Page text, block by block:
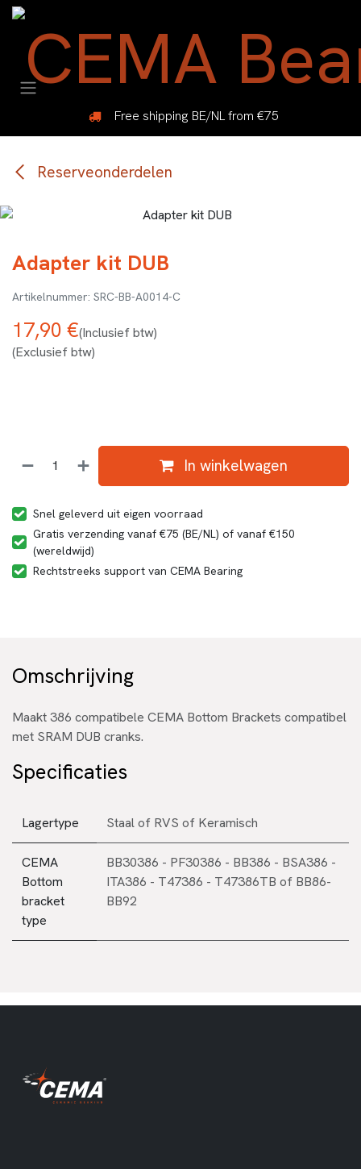
Overslaan naar inhoud
Free shipping BE/NL from €75
Reserveonderdelen
Adapter kit DUB
SRC-BB-A0014-C
17,90 €(Inclusief btw)
(Exclusief btw)
In winkelwagen
Snel geleverd uit eigen voorraad
Gratis verzending vanaf €75 (BE/NL) of vanaf €150
(wereldwijd)
Rechtstreeks support van CEMA Bearing
Omschrijving
Maakt 386 compatibele CEMA Bottom Brackets compatibel
met SRAM DUB cranks.
Specificaties
Lagertype Staalof RVS of Keramisch
CEMA
Bottom
bracket
type
BB30386 - PF30386 - BB386 - BSA386 -
ITA386 - T47386 - T47386TB of BB86-
BB92